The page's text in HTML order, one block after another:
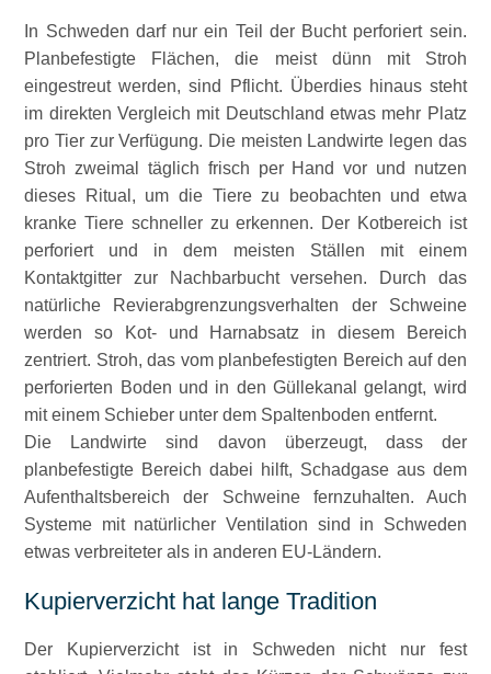
In Schweden darf nur ein Teil der Bucht perforiert sein.
Planbefestigte Flächen, die meist dünn mit Stroh
eingestreut werden, sind Pflicht. Überdies hinaus steht
im direkten Vergleich mit Deutschland etwas mehr Platz
pro Tier zur Verfügung. Die meisten Landwirte legen das
Stroh zweimal täglich frisch per Hand vor und nutzen
dieses Ritual, um die Tiere zu beobachten und etwa
kranke Tiere schneller zu erkennen. Der Kotbereich ist
perforiert und in dem meisten Ställen mit einem
Kontaktgitter zur Nachbarbucht versehen. Durch das
natürliche Revierabgrenzungsverhalten der Schweine
werden so Kot- und Harnabsatz in diesem Bereich
zentriert. Stroh, das vom planbefestigten Bereich auf den
perforierten Boden und in den Güllekanal gelangt, wird
mit einem Schieber unter dem Spaltenboden entfernt.
Die Landwirte sind davon überzeugt, dass der
planbefestigte Bereich dabei hilft, Schadgase aus dem
Aufenthaltsbereich der Schweine fernzuhalten. Auch
Systeme mit natürlicher Ventilation sind in Schweden
etwas verbreiteter als in anderen EU-Ländern.
Kupierverzicht hat lange Tradition
Der Kupierverzicht ist in Schweden nicht nur fest